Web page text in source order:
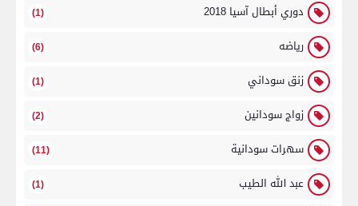
دوري أبطال آسيا 2018 (1)
رياضه (6)
زنق سوداني (1)
زواج سودانين (2)
سهرات سودانية (11)
عبد الله الطيب (1)